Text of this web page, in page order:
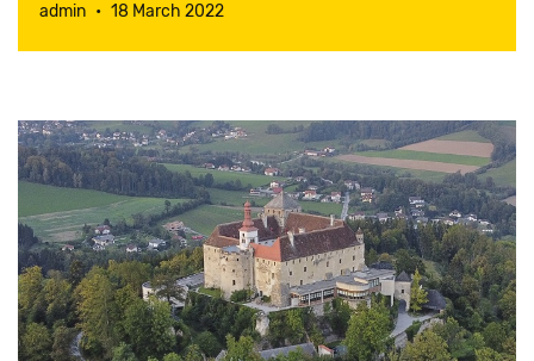
admin • 18 March 2022